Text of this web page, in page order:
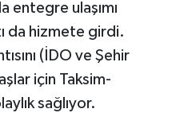
entegre ulaşımı
da hizmete girdi.
(İDO ve Şehir
için Taksim-
sağlıyor.